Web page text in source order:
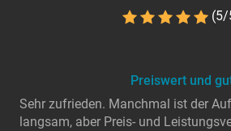
(5/
Preiswert und
Sehr zufrieden. Manchmal ist der
langsam, aber Preis- und